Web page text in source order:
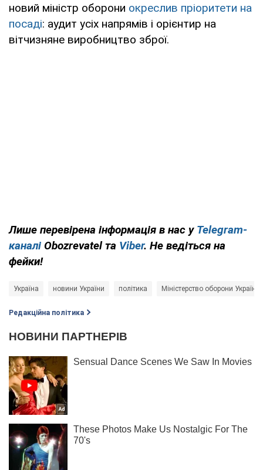
новий міністр оборони окреслив пріоритети на
посаді: аудит усіх напрямів і орієнтир на
вітчизняне виробництво зброї.
Лише перевірена інформація в нас у Telegram-
каналі Obozrevatel та Viber. Не ведіться на
фейки!
Україна новини України політика Міністерство оборони України
Редакційна політика